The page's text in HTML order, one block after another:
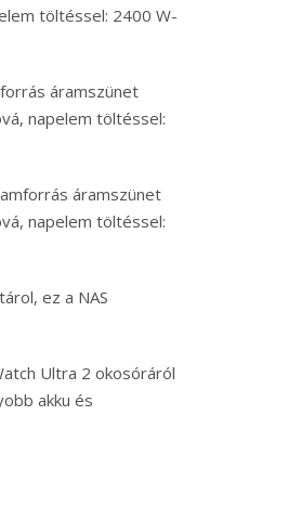
töltéssel: 2400 W-
áramszünet
napelem töltéssel:
áramszünet
napelem töltéssel:
ez a NAS
Ultra 2 okosóráról
akku és